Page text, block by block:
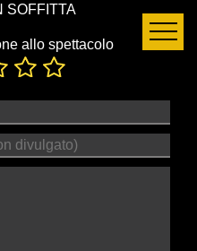
allo spettacolo